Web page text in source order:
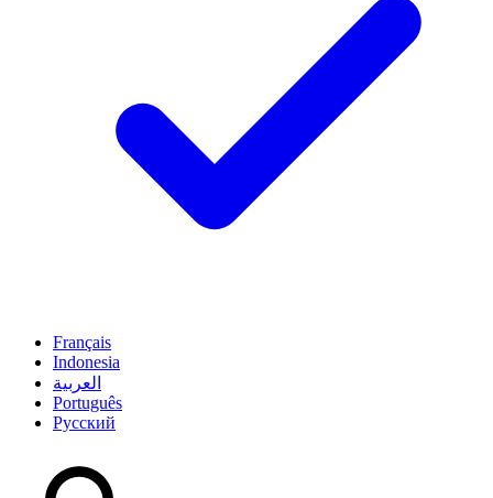
Français
Indonesia
العربية
Português
Pусский